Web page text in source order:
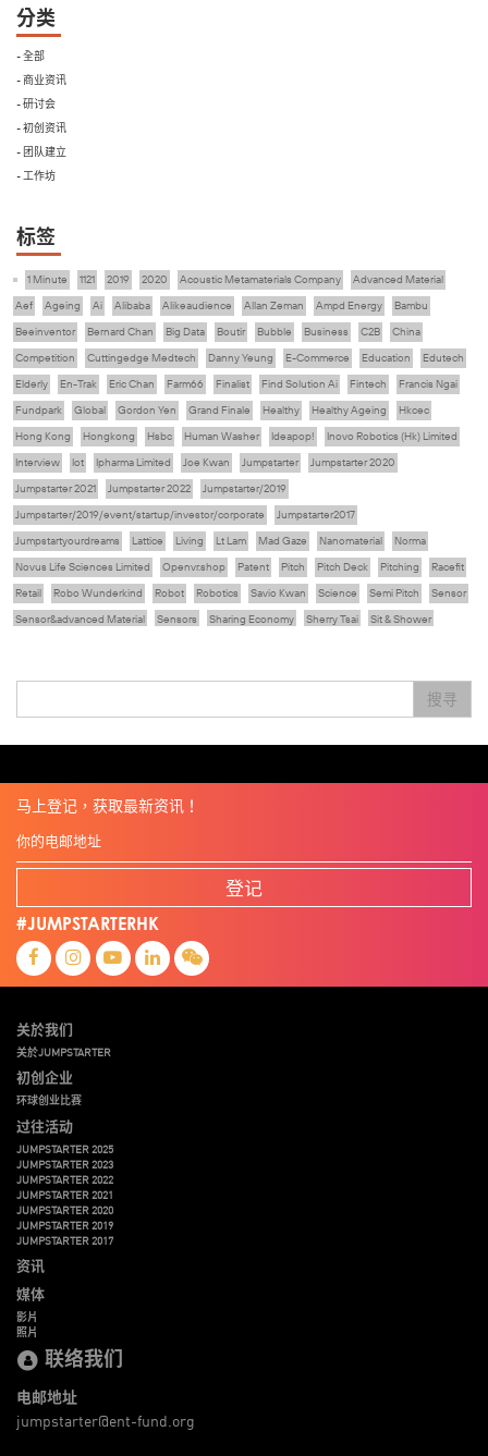
分类
- 全部
- 商业资讯
- 研讨会
- 初创资讯
- 团队建立
- 工作坊
标签
1 Minute 1121 2019 2020 Acoustic Metamaterials Company
Advanced Material
Aef
Ageing Ai Alibaba Alikeaudience Allan Zeman Ampd Energy
Bambu
Beeinventor
Bernard Chan Big Data Boutir Bubble Business C2B
China
Competition
Cuttingedge Medtech Danny Yeung E-Commerce Education
Edutech
Elderly
En-Trak Eric Chan Farm66 Finalist Find Solution Ai Fintech
Francis Ngai
Fundpark
Global Gordon Yen Grand Finale Healthy Healthy Ageing
Hkcec
Hong Kong
Hongkong Hsbc Human Washer Ideapop!
Inovo Robotics (Hk) Limited
Interview
Iot Ipharma Limited Joe Kwan Jumpstarter
Jumpstarter 2020
Jumpstarter 2021
Jumpstarter 2022
Jumpstarter/2019
Jumpstarter/2019/event/startup/investor/corporate
Jumpstarter2017
Jumpstartyourdreams
Lattice Living Lt Lam Mad Gaze Nanomaterial
Norma
Novus Life Sciences Limited
Openvr.shop Patent Pitch Pitch Deck Pitching
Racefit
Retail
Robo Wunderkind Robot Robotics Savio Kwan Science Semi Pitch
Sensor
Sensor&advanced Material
Sensors Sharing Economy Sherry Tsai
Sit & Shower
林亮
楊聖武 機械人技術 电子商务 盛智文 總決賽 线上视频 蔡晓慧
車品覺
搜寻
马上登记，获取最新资讯！
登记
#JUMPSTARTERHK
关於我们
关於JUMPSTARTER
初创企业
环球创业比赛
过往活动
JUMPSTARTER 2025
JUMPSTARTER 2023
JUMPSTARTER 2022
JUMPSTARTER 2021
JUMPSTARTER 2020
JUMPSTARTER 2019
JUMPSTARTER 2017
资讯
媒体
影片
照片
联络我们
电邮地址
jumpstarter@ent-fund.org